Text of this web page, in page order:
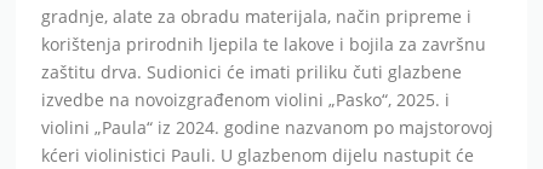
gradnje, alate za obradu materijala, način pripreme i
korištenja prirodnih ljepila te lakove i bojila za završnu
zaštitu drva. Sudionici će imati priliku čuti glazbene
izvedbe na novoizgrađenom violini „Pasko“, 2025. i
violini „Paula“ iz 2024. godine nazvanom po majstorovoj
kćeri violinistici Pauli. U glazbenom dijelu nastupit će